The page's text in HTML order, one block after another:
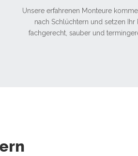
Unsere erfahrenen Monteure
nach Schlüchtern und setzen Ihr
fachgerecht, sauber und